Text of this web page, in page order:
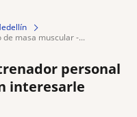
masa muscular -...
personal
interesarle